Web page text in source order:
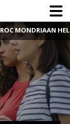
ROC MONDRIAAN